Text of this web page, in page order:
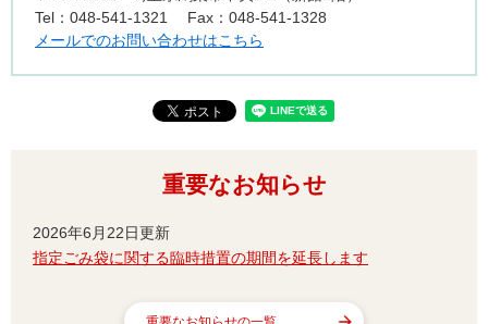
Tel：048-541-1321
Fax：048-541-1328
メールでのお問い合わせはこちら
重要なお知らせ
2026年6月22日更新
指定ごみ袋に関する臨時措置の期間を延長します